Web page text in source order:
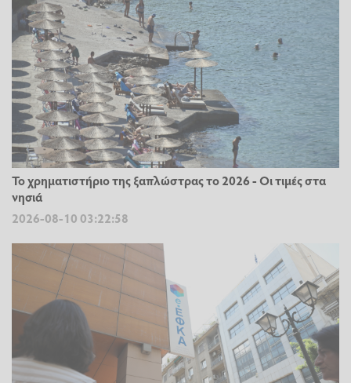
Το χρηματιστήριο της ξαπλώστρας το 2026 - Οι τιμές στα
νησιά
2026-08-10 03:22:58